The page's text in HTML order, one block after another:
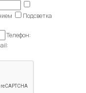
Подсветка
Телефон: